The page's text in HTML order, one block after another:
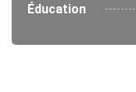
Éducation